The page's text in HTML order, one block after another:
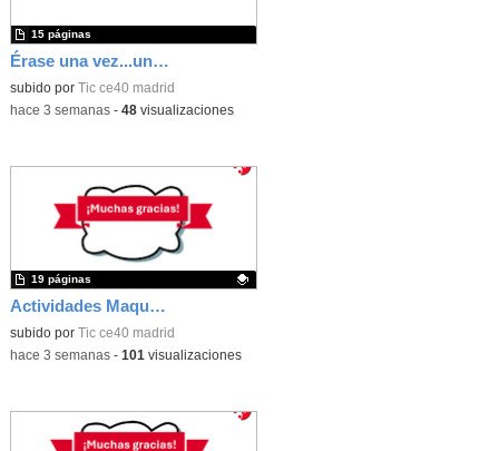
Érase una vez...un castillo medieval
subido por Tic ce40 madrid
15 páginas
-hace 3 semanas- 48visualizaciones
Actividades Maqueen
Contenido educativo.
subido por Tic ce40 madrid
19 páginas
-hace 3 semanas- 101 visualizaciones